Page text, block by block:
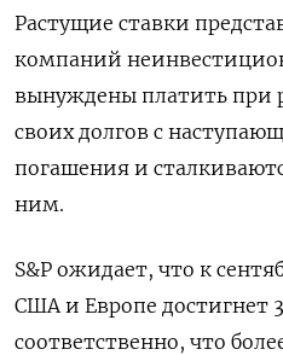
Растущие ставки
компаний
вынуждены платить при
своих долгов с
погашения и
ним.
S&P ожидает, что к
США и Европе достигнет
соответственно, что